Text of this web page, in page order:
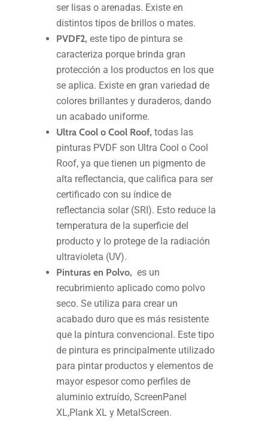
ser lisas o arenadas. Existe en
distintos tipos de brillos o mates.
PVDF2, este tipo de pintura se
caracteriza porque brinda gran
protección a los productos en los que
se aplica. Existe en gran variedad de
colores brillantes y duraderos, dando
un acabado uniforme.
Ultra Cool o Cool Roof, todas las
pinturas PVDF son Ultra Cool o Cool
Roof, ya que tienen un pigmento de
alta reflectancia, que califica para ser
certificado con su índice de
reflectancia solar (SRI). Esto reduce la
temperatura de la superficie del
producto y lo protege de la radiación
ultravioleta (UV).
Pinturas en Polvo, es un
recubrimiento aplicado como polvo
seco. Se utiliza para crear un
acabado duro que es más resistente
que la pintura convencional. Este tipo
de pintura es principalmente utilizado
para pintar productos y elementos de
mayor espesor como perfiles de
aluminio extruído, ScreenPanel
XL,Plank XL y MetalScreen.